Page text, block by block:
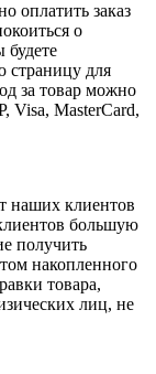
оплатить заказ
о
будете
страницу для
за товар можно
Visa, MasterCard,
наших клиентов
большую
получить
накопленного
товара,
лиц, не